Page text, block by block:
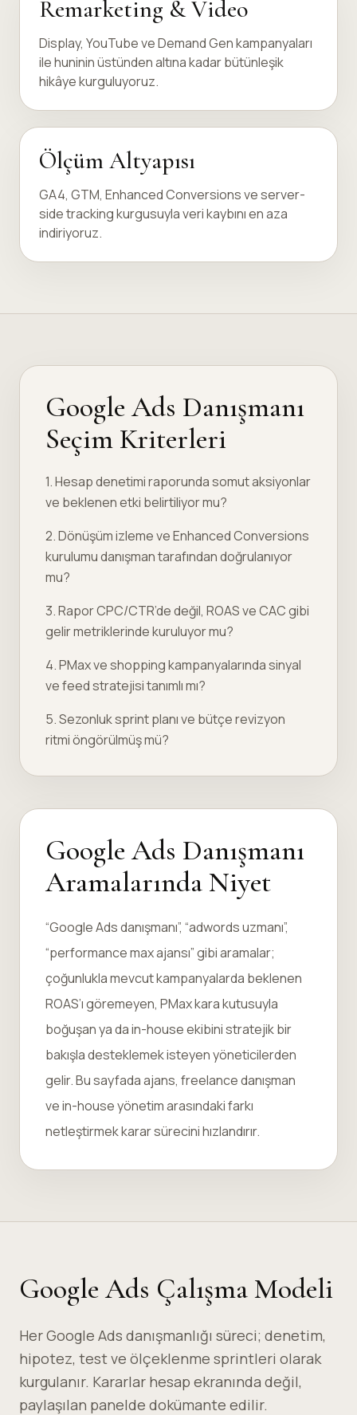
Remarketing & Video
Display, YouTube ve Demand Gen kampanyaları
ile huninin üstünden altına kadar bütünleşik
hikâye kurguluyoruz.
Ölçüm Altyapısı
GA4, GTM, Enhanced Conversions ve server-
side tracking kurgusuyla veri kaybını en aza
indiriyoruz.
Google Ads Danışmanı
Seçim Kriterleri
1. Hesap denetimi raporunda somut aksiyonlar
ve beklenen etki belirtiliyor mu?
2. Dönüşüm izleme ve Enhanced Conversions
kurulumu danışman tarafından doğrulanıyor
mu?
3. Rapor CPC/CTR’de değil, ROAS ve CAC gibi
gelir metriklerinde kuruluyor mu?
4. PMax ve shopping kampanyalarında sinyal
ve feed stratejisi tanımlı mı?
5. Sezonluk sprint planı ve bütçe revizyon
ritmi öngörülmüş mü?
Google Ads Danışmanı
Aramalarında Niyet
“Google Ads danışmanı”, “adwords uzmanı”,
“performance max ajansı” gibi aramalar;
çoğunlukla mevcut kampanyalarda beklenen
ROAS’ı göremeyen, PMax kara kutusuyla
boğuşan ya da in-house ekibini stratejik bir
bakışla desteklemek isteyen yöneticilerden
gelir. Bu sayfada ajans, freelance danışman
ve in-house yönetim arasındaki farkı
netleştirmek karar sürecini hızlandırır.
Google Ads Çalışma Modeli
Her Google Ads danışmanlığı süreci; denetim,
hipotez, test ve ölçeklenme sprintleri olarak
kurgulanır. Kararlar hesap ekranında değil,
paylaşılan panelde dokümante edilir.